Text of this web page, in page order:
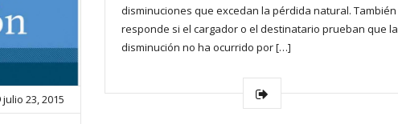
disminuciones que excedan la pérdida natural. También
responde si el cargador o el destinatario prueban que la
disminución no ha ocurrido por […]
julio 23, 2015